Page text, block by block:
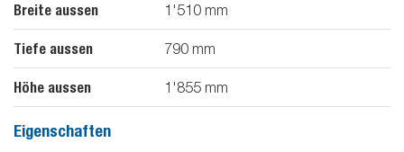
Breite aussen 1'510 mm
Tiefe aussen 790 mm
Höhe aussen 1'855 mm
Eigenschaften